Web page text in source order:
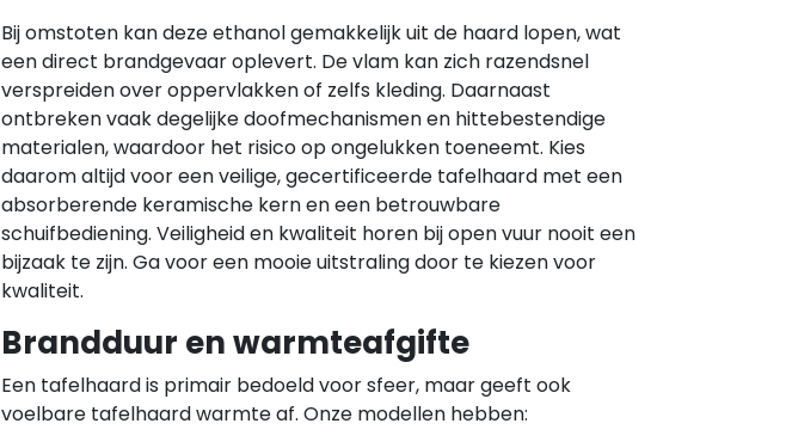
Bij omstoten kan deze ethanol gemakkelijk uit de haard lopen, wat
een direct brandgevaar oplevert. De vlam kan zich razendsnel
verspreiden over oppervlakken of zelfs kleding. Daarnaast
ontbreken vaak degelijke doofmechanismen en hittebestendige
materialen, waardoor het risico op ongelukken toeneemt. Kies
daarom altijd voor een veilige, gecertificeerde tafelhaard met een
absorberende keramische kern en een betrouwbare
schuifbediening. Veiligheid en kwaliteit horen bij open vuur nooit een
bijzaak te zijn. Ga voor een mooie uitstraling door te kiezen voor
kwaliteit.
Brandduur en warmteafgifte
Een tafelhaard is primair bedoeld voor sfeer, maar geeft ook
voelbare tafelhaard warmte af. Onze modellen hebben: